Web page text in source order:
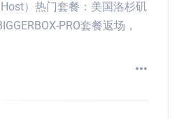
）热门套餐：美国洛杉矶
PRO套餐返场，